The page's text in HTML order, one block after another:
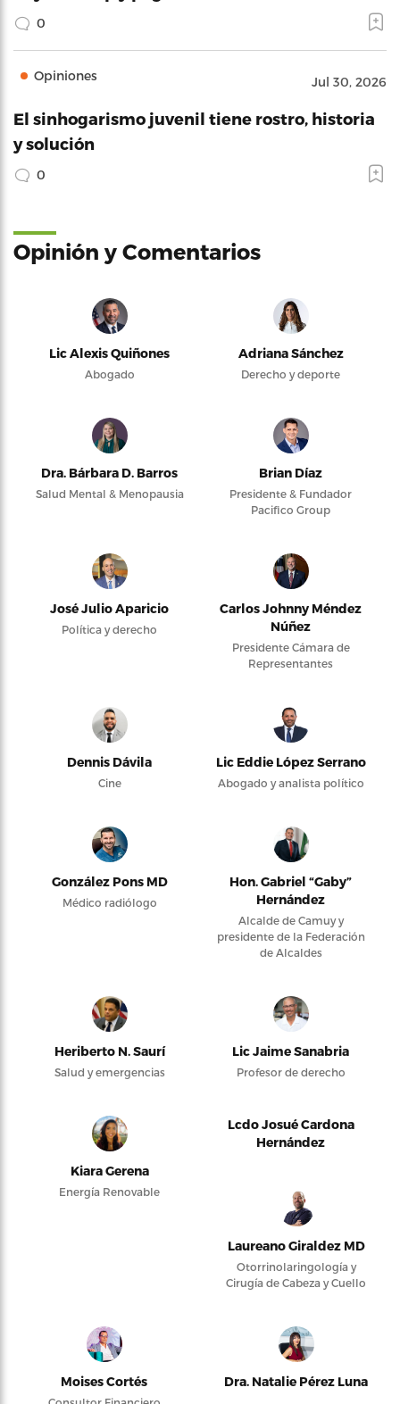
0
Opiniones Jul 30, 2026
El sinhogarismo juvenil tiene rostro, historia
y solución
0
Opinión y Comentarios
Lic Alexis Quiñones
Abogado
Adriana Sánchez
Derecho y deporte
Dra. Bárbara D. Barros
Salud Mental & Menopausia
Brian Díaz
Presidente & Fundador
Pacifico Group
José Julio Aparicio
Política y derecho
Carlos Johnny Méndez
Núñez
Presidente Cámara de
Representantes
Dennis Dávila
Cine
Lic Eddie López Serrano
Abogado y analista político
González Pons MD
Médico radiólogo
Hon. Gabriel “Gaby”
Hernández
Alcalde de Camuy y
presidente de la Federación
de Alcaldes
Heriberto N. Saurí
Salud y emergencias
Lic Jaime Sanabria
Profesor de derecho
Kiara Gerena
Energía Renovable
Lcdo Josué Cardona
Hernández
Laureano Giraldez MD
Otorrinolaringología y
Cirugía de Cabeza y Cuello
Moises Cortés Dra. Natalie Pérez Luna